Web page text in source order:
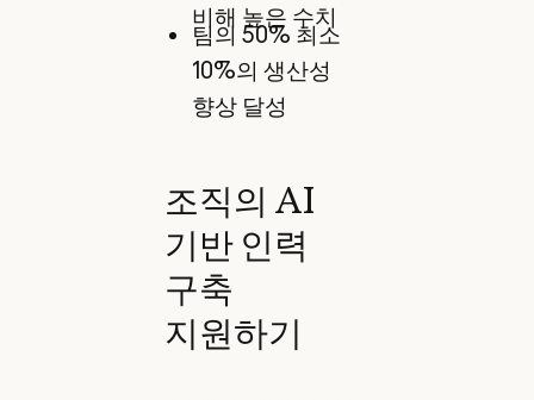
비해 높은 수치
팀의 50% 최소
10%의 생산성
향상 달성
조직의 AI
기반 인력
구축
지원하기